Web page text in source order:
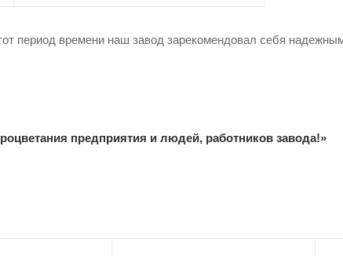
период времени наш завод зарекомендовал себя
предприятия и людей, работников завода!»